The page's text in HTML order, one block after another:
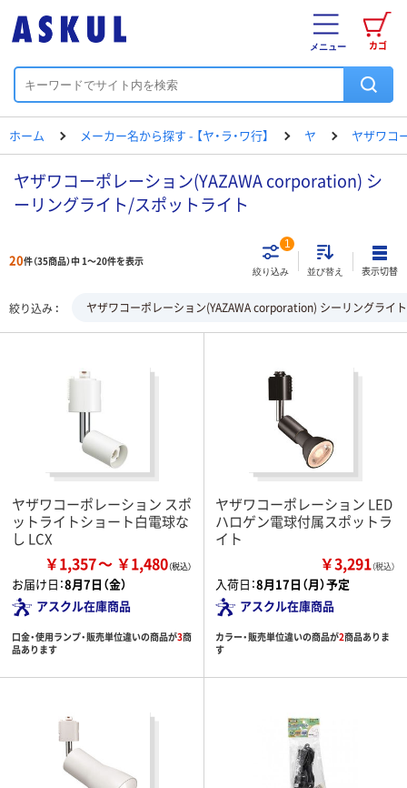
カゴ
メニュー
ホーム メーカー名から探す - 【ヤ・ラ・ワ行】 ヤ ヤザワコ
ヤザワコーポレーション(YAZAWA corporation) シ
ーリングライト/スポットライト
20件（35商品）中 1～20件を表示
絞り込み
1
並び替え 表示切替
絞り込み ヤザワコーポレーション(YAZAWA corporation) シーリングライ
ヤザワコーポレーション スポ
ットライトショート白電球な
し LCX
￥1,357 ￥1,480
お届け日：8月7日（金）
アスクル在庫商品
口金・使用ランプ・販売単位違いの商品が3商
品あります
ヤザワコーポレーション LED
ハロゲン電球付属スポットラ
イト
￥3,291（税込）
入荷日：8月17日（月）予定
アスクル在庫商品
カラー・販売単位違いの商品が2商品ありま
す